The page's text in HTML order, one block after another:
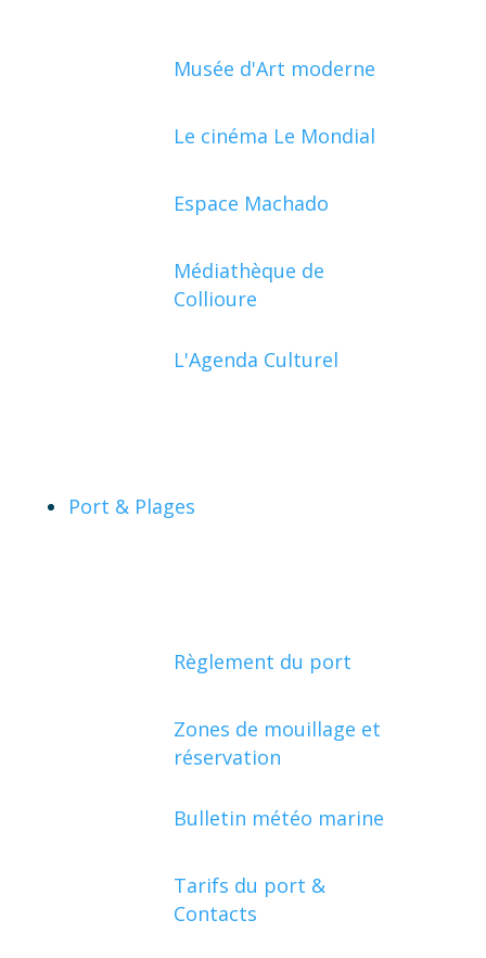
Musée d'Art moderne
Le cinéma Le Mondial
Espace Machado
Médiathèque de
Collioure
L'Agenda Culturel
Port & Plages
Règlement du port
Zones de mouillage et
réservation
Bulletin météo marine
Tarifs du port &
Contacts